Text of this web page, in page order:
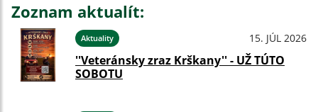
Zoznam aktualít:
Aktuality 15. JÚL 2026
''Veteránsky zraz Krškany'' - UŽ TÚTO
SOBOTU